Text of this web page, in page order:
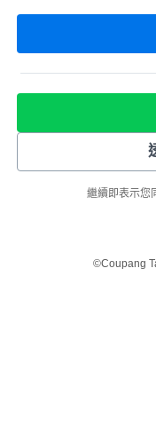
繼續即表示您
©Coupang